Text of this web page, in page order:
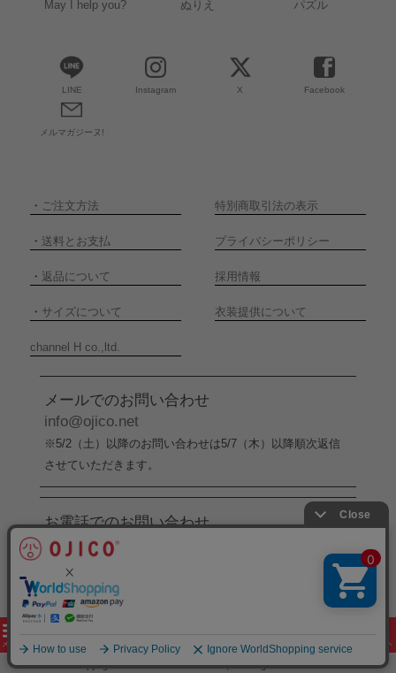
May I help you? ぬりえ パズル
LINE Instagram X Facebook
メルマガジーヌ!
・ ご注文方法 特別商取引法の表示
・ 送料とお支払 プライバシーポリシー
・ 返品について 採用情報
・ サイズについて 衣装提供について
channel H co.,ltd.
メールでのお問い合わせ
info@ojico.net
※5/2（土）以降のお問い合わせは5/7（木）以降順次返信
させていただきます。
お電話でのお問い合わせ
076-246-5050
※5/2（土）から5/6（水）までの間はお電話でのお問い合
わせ受付をお休みさせていただきます。
copyright 2005-2026 channel H co.,ltd. all rights reserved